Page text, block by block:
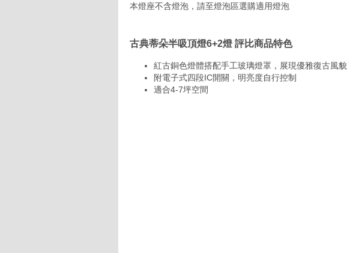
本燈座不含燈泡，請至燈泡區選購適用燈泡
古典蒂朵半吸頂燈6+2燈 評比商品特色
紅古銅色燈體搭配手工玻璃燈罩，展現優雅復古風貌
附電子式四段IC開關，明亮度自行控制
適合4-7坪空間